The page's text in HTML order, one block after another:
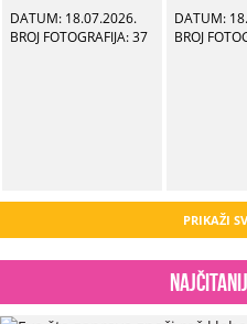
DATUM: 18.07.2026.
BROJ FOTOGRAFIJA: 37
DATUM:
BROJ
PRIKAŽI